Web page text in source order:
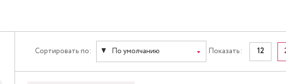
Сортировать по: По умолчанию Показать: 12